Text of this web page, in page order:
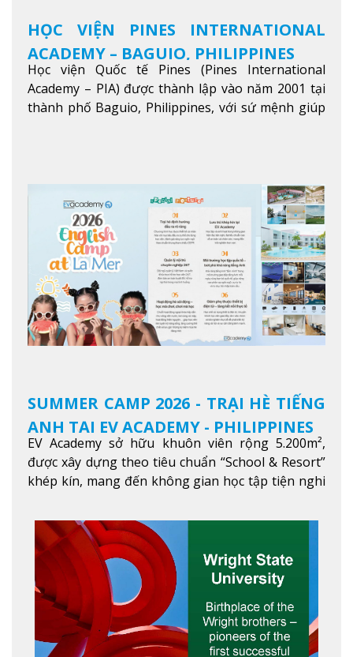
HỌC VIỆN PINES INTERNATIONAL
ACADEMY – BAGUIO, PHILIPPINES
Học viện Quốc tế Pines (Pines International
Academy – PIA) được thành lập vào năm 2001 tại
thành phố Baguio, Philippines, với sứ mệnh giúp
SUMMER CAMP 2026 - TRẠI HÈ TIẾNG
ANH TẠI EV ACADEMY - PHILIPPINES
EV Academy sở hữu khuôn viên rộng 5.200m²,
được xây dựng theo tiêu chuẩn “School & Resort”
khép kín, mang đến không gian học tập tiện nghi
ích hiện đạXem thêm